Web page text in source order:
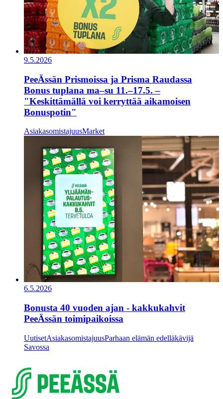
9.5.2026
PeeÄssän Prismoissa ja Prisma Raudassa
Bonus tuplana ma–su 11.–17.5. –
"Keskittämällä voi kerryttää aikamoisen
Bonuspotin"
AsiakasomistajuusMarket
6.5.2026
Bonusta 40 vuoden ajan - kakkukahvit
PeeÄssän toimipaikoissa
UutisetAsiakasomistajuusParhaan elämän edelläkävijä
Savossa